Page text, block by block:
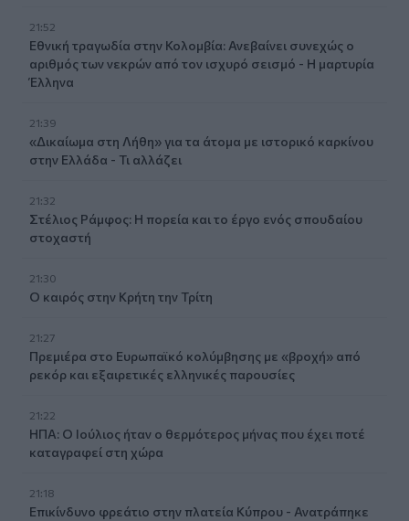
21:52
Εθνική τραγωδία στην Κολομβία: Ανεβαίνει συνεχώς ο
αριθμός των νεκρών από τον ισχυρό σεισμό - Η μαρτυρία
Έλληνα
21:39
«Δικαίωμα στη Λήθη» για τα άτομα με ιστορικό καρκίνου
στην Ελλάδα - Τι αλλάζει
21:32
Στέλιος Ράμφος: Η πορεία και το έργο ενός σπουδαίου
στοχαστή
21:30
Ο καιρός στην Κρήτη την Τρίτη
21:27
Πρεμιέρα στο Ευρωπαϊκό κολύμβησης με «βροχή» από
ρεκόρ και εξαιρετικές ελληνικές παρουσίες
21:22
ΗΠΑ: Ο Ιούλιος ήταν ο θερμότερος μήνας που έχει ποτέ
καταγραφεί στη χώρα
21:18
Επικίνδυνο φρεάτιο στην πλατεία Κύπρου - Ανατράπηκε